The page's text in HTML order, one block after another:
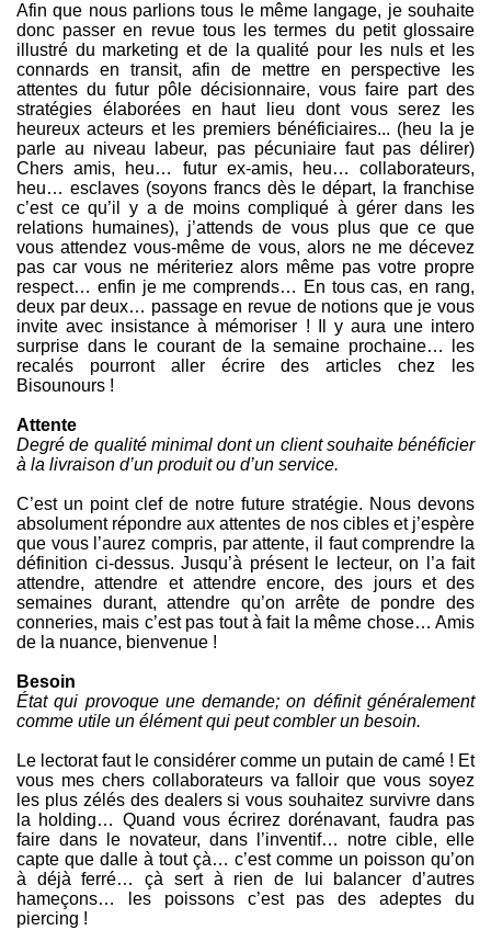
Afin que nous parlions tous le même langage, je souhaite
donc passer en revue tous les termes du petit glossaire
illustré du marketing et de la qualité pour les nuls et les
connards en transit, afin de mettre en perspective les
attentes du futur pôle décisionnaire, vous faire part des
stratégies élaborées en haut lieu dont vous serez les
heureux acteurs et les premiers bénéficiaires... (heu la je
parle au niveau labeur, pas pécuniaire faut pas délirer)
Chers amis, heu… futur ex-amis, heu… collaborateurs,
heu… esclaves (soyons francs dès le départ, la franchise
c’est ce qu’il y a de moins compliqué à gérer dans les
relations humaines), j’attends de vous plus que ce que
vous attendez vous-même de vous, alors ne me décevez
pas car vous ne mériteriez alors même pas votre propre
respect… enfin je me comprends… En tous cas, en rang,
deux par deux… passage en revue de notions que je vous
invite avec insistance à mémoriser ! Il y aura une intero
surprise dans le courant de la semaine prochaine… les
recalés pourront aller écrire des articles chez les
Bisounours !
Attente
Degré de qualité minimal dont un client souhaite bénéficier
à la livraison d’un produit ou d’un service.
C’est un point clef de notre future stratégie. Nous devons
absolument répondre aux attentes de nos cibles et j’espère
que vous l’aurez compris, par attente, il faut comprendre la
définition ci-dessus. Jusqu’à présent le lecteur, on l’a fait
attendre, attendre et attendre encore, des jours et des
semaines durant, attendre qu’on arrête de pondre des
conneries, mais c’est pas tout à fait la même chose… Amis
de la nuance, bienvenue !
Besoin
État qui provoque une demande; on définit généralement
comme utile un élément qui peut combler un besoin.
Le lectorat faut le considérer comme un putain de camé ! Et
vous mes chers collaborateurs va falloir que vous soyez
les plus zélés des dealers si vous souhaitez survivre dans
la holding… Quand vous écrirez dorénavant, faudra pas
faire dans le novateur, dans l’inventif… notre cible, elle
capte que dalle à tout çà… c’est comme un poisson qu’on
à déjà ferré… çà sert à rien de lui balancer d’autres
hameçons… les poissons c’est pas des adeptes du
piercing !